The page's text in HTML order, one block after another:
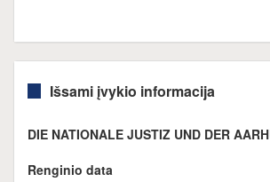
Išsami įvykio informacija
DIE NATIONALE JUSTIZ UND DER
Renginio data